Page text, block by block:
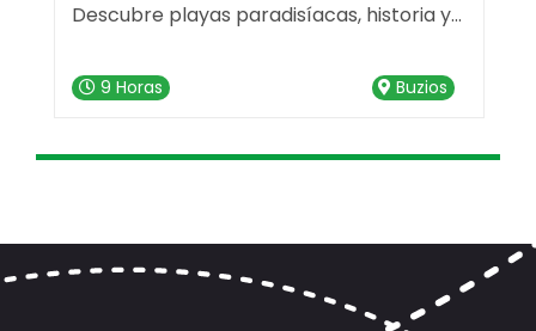
Descubre playas paradisíacas, historia y
9 Horas Buzios